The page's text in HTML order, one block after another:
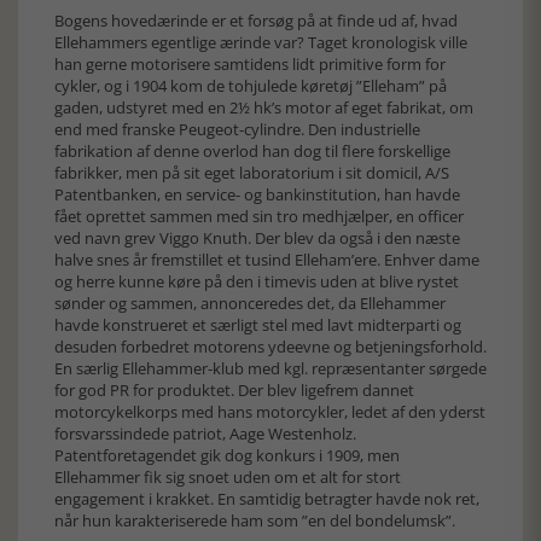
Bogens hovedærinde er et forsøg på at finde ud af, hvad
Ellehammers egentlige ærinde var? Taget kronologisk ville
han gerne motorisere samtidens lidt primitive form for
cykler, og i 1904 kom de tohjulede køretøj ”Elleham” på
gaden, udstyret med en 2½ hk’s motor af eget fabrikat, om
end med franske Peugeot-cylindre. Den industrielle
fabrikation af denne overlod han dog til flere forskellige
fabrikker, men på sit eget laboratorium i sit domicil, A/S
Patentbanken, en service- og bankinstitution, han havde
fået oprettet sammen med sin tro medhjælper, en officer
ved navn grev Viggo Knuth. Der blev da også i den næste
halve snes år fremstillet et tusind Elleham’ere. Enhver dame
og herre kunne køre på den i timevis uden at blive rystet
sønder og sammen, annonceredes det, da Ellehammer
havde konstrueret et særligt stel med lavt midterparti og
desuden forbedret motorens ydeevne og betjeningsforhold.
En særlig Ellehammer-klub med kgl. repræsentanter sørgede
for god PR for produktet. Der blev ligefrem dannet
motorcykelkorps med hans motorcykler, ledet af den yderst
forsvarssindede patriot, Aage Westenholz.
Patentforetagendet gik dog konkurs i 1909, men
Ellehammer fik sig snoet uden om et alt for stort
engagement i krakket. En samtidig betragter havde nok ret,
når hun karakteriserede ham som ”en del bondelumsk”.